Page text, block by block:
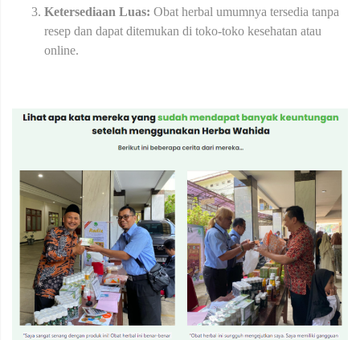
Ketersediaan Luas: Obat herbal umumnya tersedia tanpa
resep dan dapat ditemukan di toko-toko kesehatan atau
online.